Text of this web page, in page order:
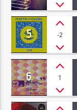
5 -2
6 1